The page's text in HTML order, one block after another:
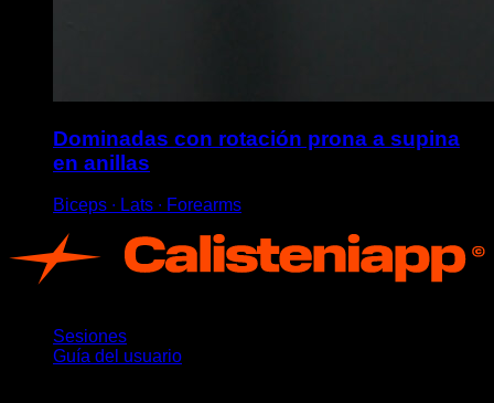
Dominadas con rotación prona a supina
en anillas
Biceps ∙ Lats ∙ Forearms
Sesiones
Guía del usuario